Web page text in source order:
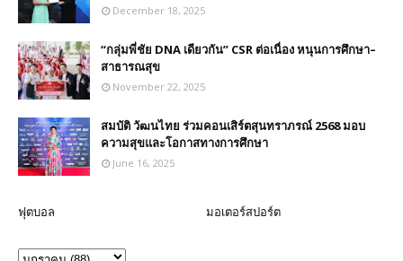
December 18, 2025
“กลุ่มพี่ชัย DNA เดียวกัน” CSR ต่อเนื่อง หนุนการศึกษา–
สาธารณสุข
November 22, 2025
สมบัติ วัฒนไทย ร่วมคอนเสิร์ตสุนทราภรณ์ 2568 มอบ
ความสุขและโอกาสทางการศึกษา
June 16, 2025
ฟุตบอล มอเตอร์สปอร์ต